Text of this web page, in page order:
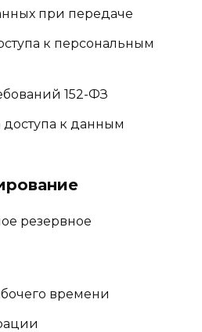
при передаче
к персональным
152-ФЗ
к данным
резервное
времени